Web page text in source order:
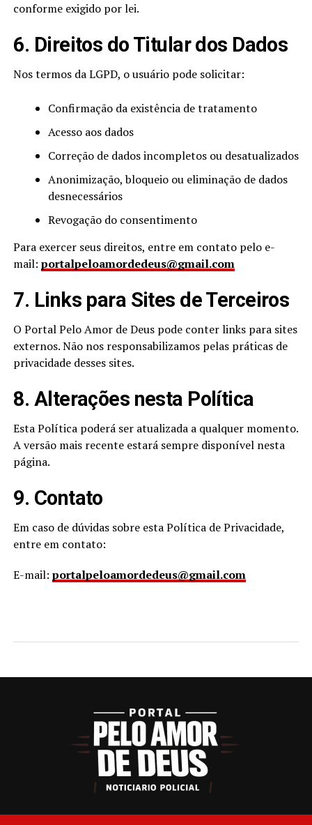
conforme exigido por lei.
6. Direitos do Titular dos Dados
Nos termos da LGPD, o usuário pode solicitar:
Confirmação da existência de tratamento
Acesso aos dados
Correção de dados incompletos ou desatualizados
Anonimização, bloqueio ou eliminação de dados
desnecessários
Revogação do consentimento
Para exercer seus direitos, entre em contato pelo e-
mail: portalpeloamordedeus@gmail.com
7. Links para Sites de Terceiros
O Portal Pelo Amor de Deus pode conter links para sites
externos. Não nos responsabilizamos pelas práticas de
privacidade desses sites.
8. Alterações nesta Política
Esta Política poderá ser atualizada a qualquer momento.
A versão mais recente estará sempre disponível nesta
página.
9. Contato
Em caso de dúvidas sobre esta Política de Privacidade,
entre em contato:
E-mail: portalpeloamordedeus@gmail.com